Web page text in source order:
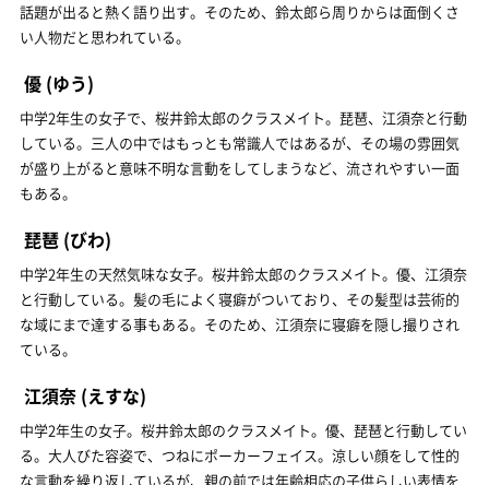
話題が出ると熱く語り出す。そのため、鈴太郎ら周りからは面倒くさ
い人物だと思われている。
優 (ゆう)
中学2年生の女子で、桜井鈴太郎のクラスメイト。琵琶、江須奈と行動
している。三人の中ではもっとも常識人ではあるが、その場の雰囲気
が盛り上がると意味不明な言動をしてしまうなど、流されやすい一面
もある。
琵琶 (びわ)
中学2年生の天然気味な女子。桜井鈴太郎のクラスメイト。優、江須奈
と行動している。髪の毛によく寝癖がついており、その髪型は芸術的
な域にまで達する事もある。そのため、江須奈に寝癖を隠し撮りされ
ている。
江須奈 (えすな)
中学2年生の女子。桜井鈴太郎のクラスメイト。優、琵琶と行動してい
る。大人びた容姿で、つねにポーカーフェイス。涼しい顔をして性的
な言動を繰り返しているが、親の前では年齢相応の子供らしい表情を